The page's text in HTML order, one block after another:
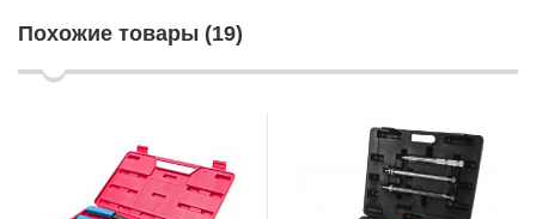
Похожие товары (19)